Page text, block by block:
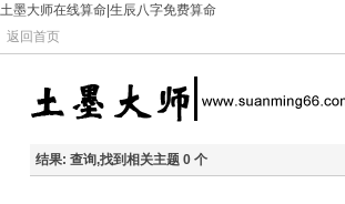
土墨大师在线算命|生辰八字免费算命
返回首页
结果: 查询,找到相关主题 0 个